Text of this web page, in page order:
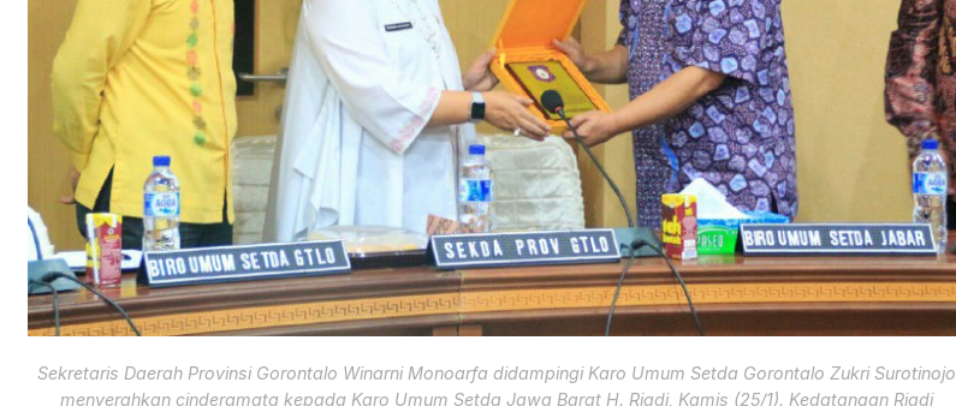
Sekretaris Daerah Provinsi Gorontalo Winarni Monoarfa didampingi Karo Umum Setda Gorontalo Zukri Surotinojo
menyerahkan cinderamata kepada Karo Umum Setda Jawa Barat H. Riadi, Kamis (25/1). Kedatangan Riadi